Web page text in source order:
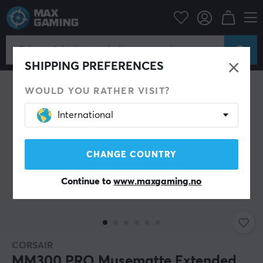
SHIPPING PREFERENCES
WOULD YOU RATHER VISIT?
International
CHANGE COUNTRY
Continue towww.maxgaming.no
Datatilbehør
CORSAIR